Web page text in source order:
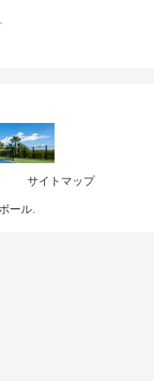
サイトマップ
ール.